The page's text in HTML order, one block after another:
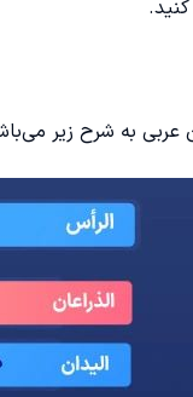
عربی به شرح زیر